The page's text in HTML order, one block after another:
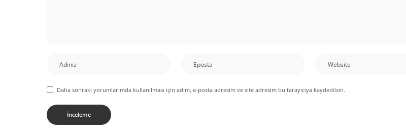
Daha sonraki yorumlarımda kullanılması için adım, e-posta adresim ve site adresim bu tarayıcıya kaydedilsin.